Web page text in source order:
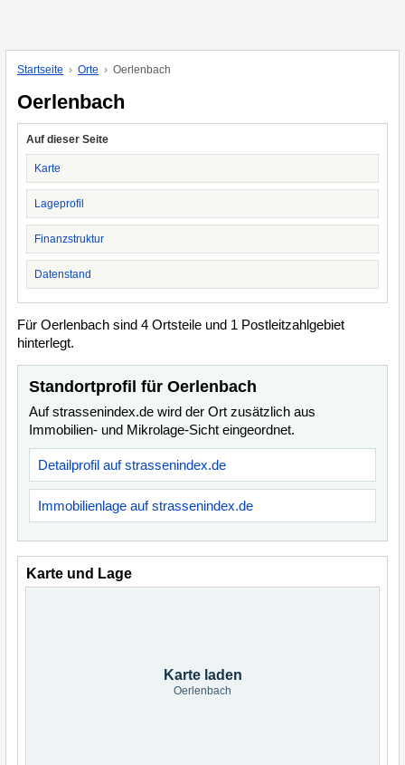
Startseite Orte Oerlenbach
Oerlenbach
Auf dieser Seite
Karte
Lageprofil
Finanzstruktur
Datenstand
Für Oerlenbach sind 4 Ortsteile und 1 Postleitzahlgebiet
hinterlegt.
Standortprofil für Oerlenbach
Auf strassenindex.de wird der Ort zusätzlich aus
Immobilien- und Mikrolage-Sicht eingeordnet.
Detailprofil auf strassenindex.de
Immobilienlage auf strassenindex.de
Karte und Lage
Karte laden
Oerlenbach